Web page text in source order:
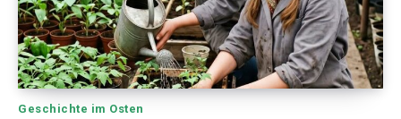
Geschichte im Osten